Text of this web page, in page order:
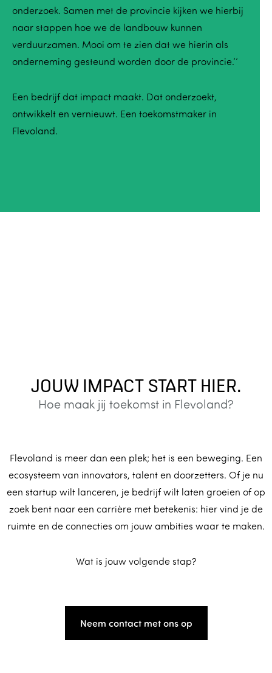
onderzoek. Samen met de provincie kijken we hierbij
naar stappen hoe we de landbouw kunnen
verduurzamen. Mooi om te zien dat we hierin als
onderneming gesteund worden door de provincie.’’
Een bedrijf dat impact maakt. Dat onderzoekt,
ontwikkelt en vernieuwt. Een toekomstmaker in
Flevoland.
JOUW IMPACT START HIER.
Hoe maak jij toekomst in Flevoland?
Flevoland is meer dan een plek; het is een beweging. Een
ecosysteem van innovators, talent en doorzetters. Of je nu
een startup wilt lanceren, je bedrijf wilt laten groeien of op
zoek bent naar een carrière met betekenis: hier vind je de
ruimte en de connecties om jouw ambities waar te maken.
Wat is jouw volgende stap?
Neem contact met ons op